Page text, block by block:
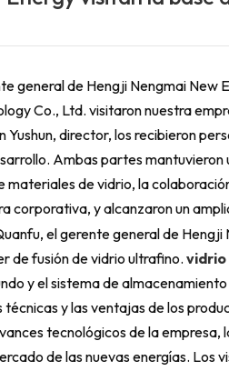
general de Hengji Nengmai New
Co., Ltd. visitaron nuestra
director, los recibieron
Ambas partes
de vidrio, la
corporativa, y alcanzaron un
el gerente general de Hengji
de fusión de vidrio ultrafino.
y el sistema de
y las ventajas de los
tecnológicos de la empresa,
de las nuevas energías. Los